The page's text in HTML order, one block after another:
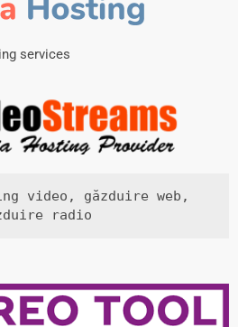
video, găzduire web,
radio